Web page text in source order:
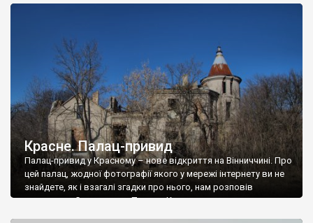
Красне. Палац-привид
Палац-привид у Красному – нове відкриття на Вінниччині. Про
цей палац, жодної фотографії якого у мережі інтернету ви не
знайдете, як і взагалі згадки про нього, нам розповів
мешканець Самгородка. Палац у Красному вразив не лише